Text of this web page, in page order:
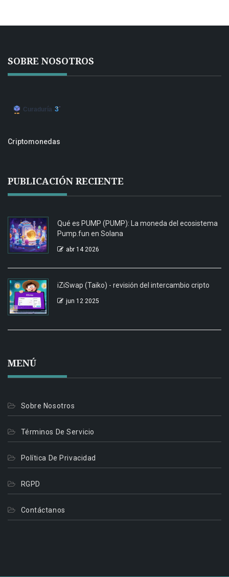
SOBRE NOSOTROS
Criptomonedas
PUBLICACIÓN RECIENTE
Qué es PUMP (PUMP): La moneda del ecosistema
Pump.fun en Solana
abr 14 2026
iZiSwap (Taiko) - revisión del intercambio cripto
jun 12 2025
MENÚ
Sobre Nosotros
Términos De Servicio
Política De Privacidad
RGPD
Contáctanos